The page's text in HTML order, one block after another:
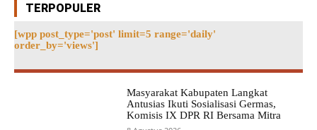
TERPOPULER
[wpp post_type='post' limit=5 range='daily'
order_by='views']
Masyarakat Kabupaten Langkat
Antusias Ikuti Sosialisasi Germas,
Komisis IX DPR RI Bersama Mitra